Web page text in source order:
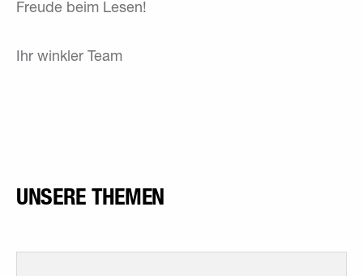
Freude beim Lesen!
Ihr winkler Team
UNSERE THEMEN